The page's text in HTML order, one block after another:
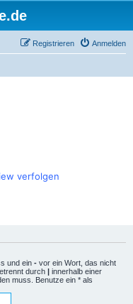
Anmelden
Registrieren
verfolgen
und ein - vor ein Wort, das nicht
durch | innerhalb einer
muss. Benutze ein * als